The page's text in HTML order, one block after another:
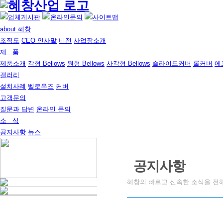
about 혜창
조직도 CEO 인사말 비전 사업장소개
제 품
제품소개 각형 Bellows 원형 Bellows 사각형 Bellows 슬라이드커버 롤커버 에
갤러리
설치사례 벨로우즈 커버
고객문의
질문과 답변 온라인 문의
소 식
공지사항 뉴스
공지사항
혜창의 빠르고 신속한 소식을 전